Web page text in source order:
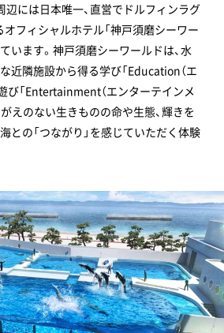
辺には日本唯一、直営でドルフィンラグ
フィシャルホテル「神戸須磨シーワー
います。神戸須磨シーワールドは、水
近隣施設から得る学び「Education（エ
び「Entertainment（エンターテインメ
がえのない生きものの命や生態、輝きを
との「つながり」を感じていただく体験